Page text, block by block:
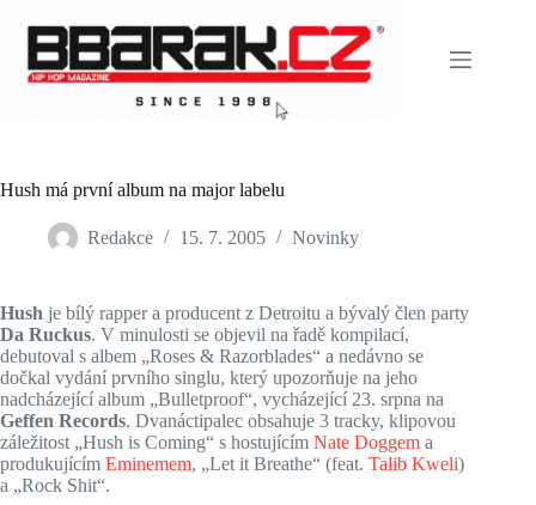
content
Hush má první album na major labelu
Redakce 15. 7. 2005 Novinky
Hush je bílý rapper a producent z Detroitu a bývalý člen party
Da Ruckus. V minulosti se objevil na řadě kompilací,
debutoval s albem „Roses & Razorblades“ a nedávno se
dočkal vydání prvního singlu, který upozorňuje na jeho
nadcházející album „Bulletproof“, vycházející 23. srpna na
Geffen Records. Dvanáctipalec obsahuje 3 tracky, klipovou
záležitost „Hush is Coming“ s hostujícím Nate Doggem a
produkujícím Eminemem, „Let it Breathe“ (feat. Talib Kweli)
a „Rock Shit“.